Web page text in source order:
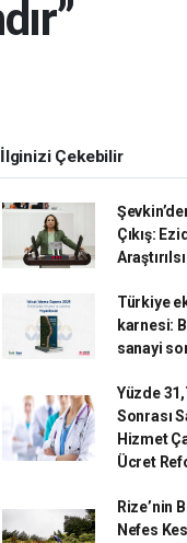
İlginizi Çekebilir
Çıkış:
Türkiye
karnesi:
sanayi
Yüzde
Sonrası
Hizmet
Ücret
Rize’nin
Nefes